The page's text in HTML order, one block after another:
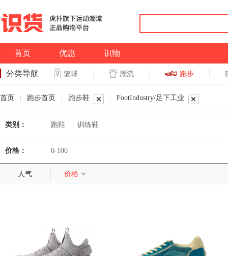
首页 优惠 识物
分类导航 篮球 潮流 跑步
首页 跑步首页 跑步鞋 FootIndustry/足下工业
类别： 跑鞋 训练鞋
价格： 0-100
人气 价格